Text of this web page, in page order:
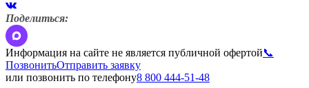
Поделиться:
Информация на сайте не является публичной офертой📞
ПозвонитьОтправить заявку
или позвонить по телефону8 800 444-51-48